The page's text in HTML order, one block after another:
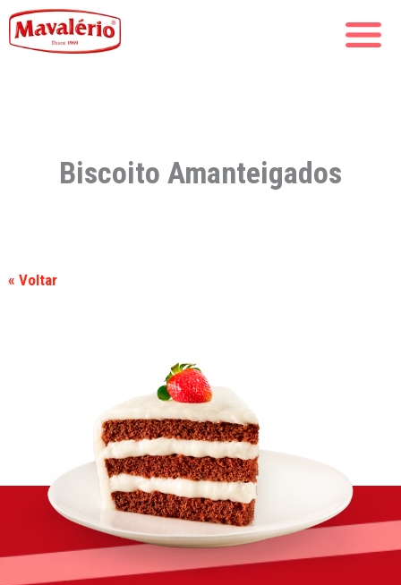
Biscoito Amanteigados
« Voltar